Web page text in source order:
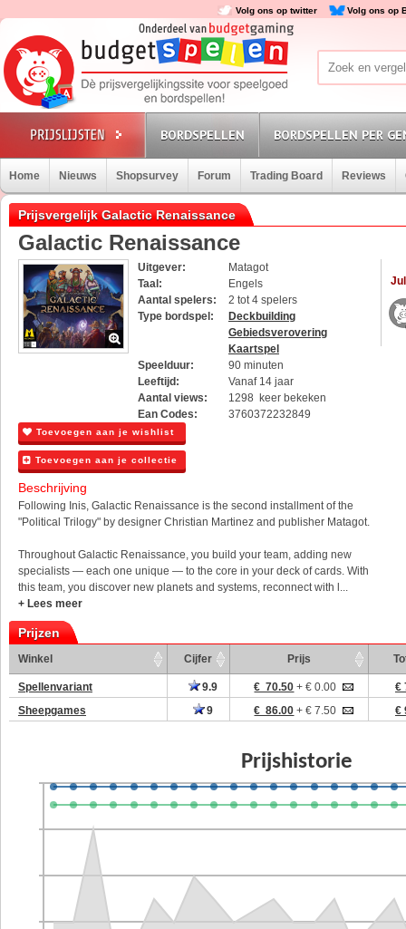
Volg ons op twitter Volg ons op
BORDSPELLEN BORDSPELLEN PER
Home Nieuws Shopsurvey Forum Trading Board Reviews
Prijsvergelijk Galactic Renaissance
Galactic Renaissance
Uitgever:
Matagot
Taal:
Engels
Aantal spelers:
2 tot 4 spelers
Type bordspel:
Deckbuilding
Gebiedsverovering
Kaartspel
Speelduur:
90 minuten
Leeftijd:
Vanaf 14 jaar
Aantal views:
1298 keer bekeken
Ean Codes:
3760372232849
Toevoegen aan je wishlist
Toevoegen aan je collectie
Beschrijving
Following Inis, Galactic Renaissance is the second installment of the
"Political Trilogy" by designer Christian Martinez and publisher Matagot.
Throughout Galactic Renaissance, you build your team, adding new
specialists — each one unique — to the core in your deck of cards. With
this team, you discover new planets and systems, reconnect with l...
+ Lees meer
Prijzen
Winkel Cijfer Prijs
Spellenvariant 9.9 € 70.50 + € 0.00
€
Sheepgames
9 € 86.00 + € 7.50 €